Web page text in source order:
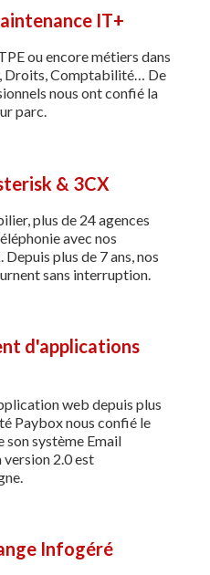
IT+
ou encore métiers dans
Droits, Comptabilité… De
nous ont confié la
parc.
& 3CX
plus de 24 agences
avec nos
plus de 7 ans, nos
sans interruption.
d'applications
web depuis plus
Paybox nous confié le
son système Email
version 2.0 est
Infogéré